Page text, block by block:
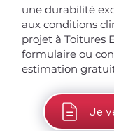
une durabilité
aux conditions
projet à Toitures
formulaire ou
estimation
Je